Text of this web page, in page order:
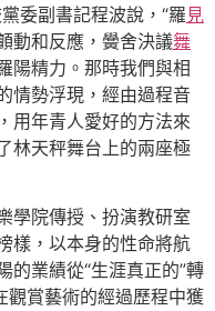
委副書記程波說，“羅 見
動和反應，黌舍決議舞
陽精力。那時我們與相
情勢浮現，經由過程音
用年青人愛好的方法來
林天秤舞台上的兩座極
學院傳授、扮演教研室
樣，以本身的性命將航
的業績從“生涯真正的”轉
觀賞藝術的經過歷程中獲